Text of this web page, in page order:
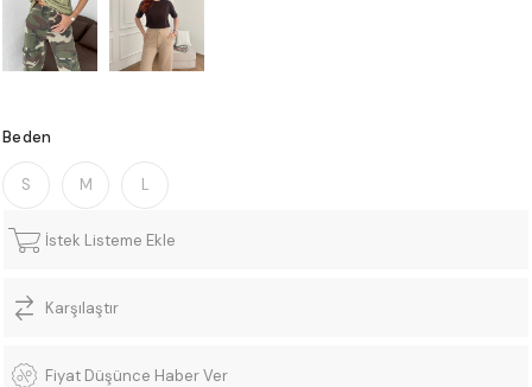
Beden
S M L
İstek Listeme Ekle
Karşılaştır
Fiyat Düşünce Haber Ver